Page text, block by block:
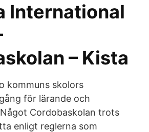
International
– Kista
kommuns skolors
för lärande och
Cordobaskolan trots
enligt reglerna som